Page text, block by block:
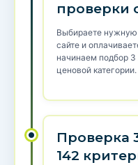
проверки
Выбираете
сайте и
начинаем подбор
ценовой категории.
Проверка
142